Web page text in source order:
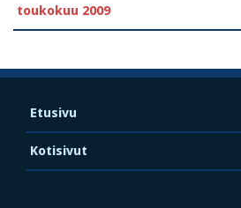
toukokuu 2009
Etusivu
Kotisivut